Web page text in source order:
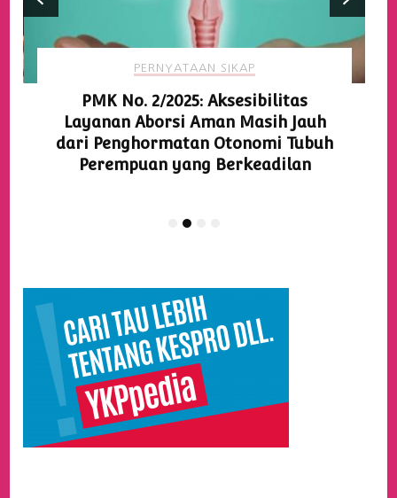
PERNYATAAN SIKAP
PMK No. 2/2025: Aksesibilitas
Layanan Aborsi Aman Masih Jauh
dari Penghormatan Otonomi Tubuh
Perempuan yang Berkeadilan